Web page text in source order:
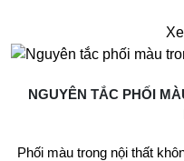
NGUYÊN TẮC PHỐI
Phối màu trong nội thất